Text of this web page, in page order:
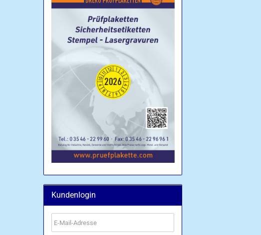
Kundenlogin
E-
Mail-